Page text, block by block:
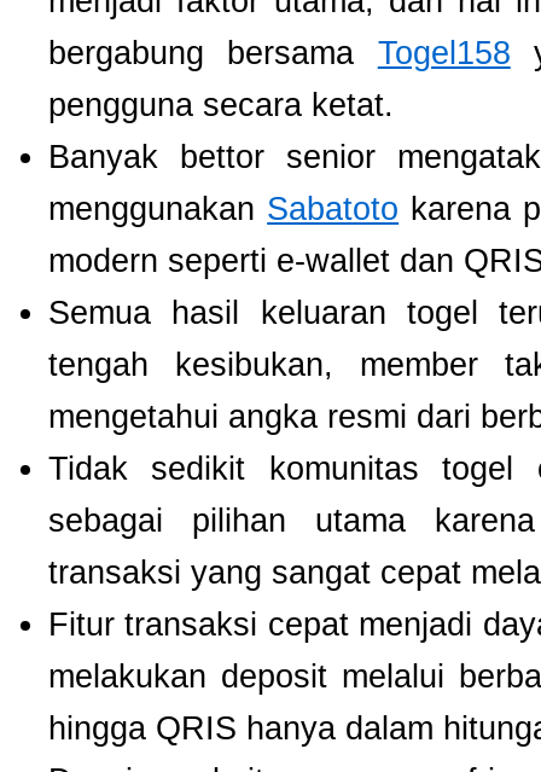
bergabung bersama Togel158
pengguna secara ketat.
Banyak bettor senior
menggunakan Sabatoto karena
modern seperti e-wallet dan
Semua hasil keluaran togel
tengah kesibukan, member
mengetahui angka resmi dari
Tidak sedikit komunitas togel
sebagai pilihan utama
transaksi yang sangat cepat
Fitur transaksi cepat menjadi
melakukan deposit melalui
hingga QRIS hanya dalam